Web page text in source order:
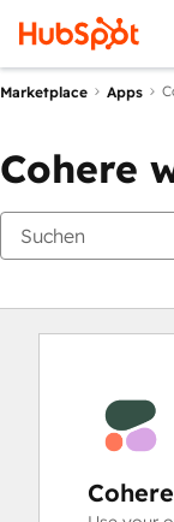
Marketplace Apps
Cohere